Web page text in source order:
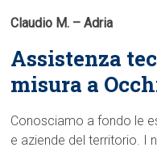
Claudio M. – Adria
Assistenza
misura a
Conosciamo a fondo le
e aziende del territorio. I